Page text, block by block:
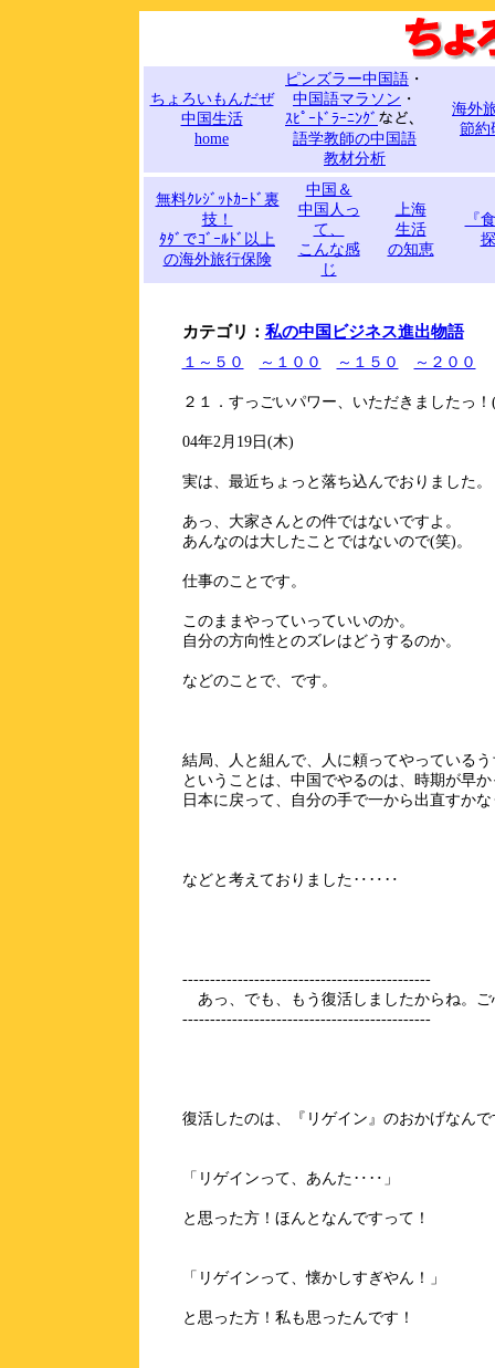
ちょろいもんだぜ
中国生活
home
ピンズラー中国語 ・
中国語マラソン ・
ｽﾋﾟｰﾄﾞﾗｰﾆﾝｸﾞ など、
語学教師の中国語
教材分析
海外
節約
無料ｸﾚｼﾞｯﾄｶｰﾄﾞ裏
技！
ﾀﾀﾞでｺﾞｰﾙﾄﾞ以上
の海外旅行保険
中国＆
中国人っ
て、
こんな感
じ
上海
生活
の知恵
『
カテゴリ： 私の中国ビジネス進出物語
１～５０ ～１００ ～１５０ ～２００
２１．すっごいパワー、いただきましたっ！
04年2月19日(木)
実は、最近ちょっと落ち込んでおりました。
あっ、大家さんとの件ではないですよ。
あんなのは大したことではないので(笑)。
仕事のことです。
このままやっていっていいのか。
自分の方向性とのズレはどうするのか。
などのことで、です。
結局、人と組んで、人に頼ってやっている
ということは、中国でやるのは、時期が
日本に戻って、自分の手で一から出直す
などと考えておりました‥‥‥
---------------------------------------------
あっ、でも、もう復活しましたからね。ご
---------------------------------------------
復活したのは、『リゲイン』のおかげなん
「リゲインって、あんた‥‥」
と思った方！ほんとなんですって！
「リゲインって、懐かしすぎやん！」
と思った方！私も思ったんです！